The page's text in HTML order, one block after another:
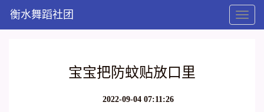
Toggle
衡水舞蹈社团
宝宝把防蚊贴放口里
2022-09-04 07:11:26